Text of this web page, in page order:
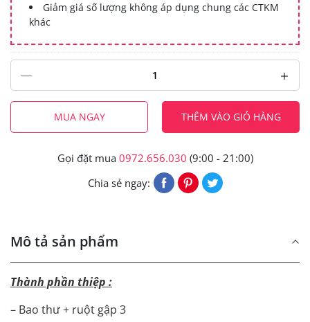
Giảm giá số lượng không áp dụng chung các CTKM
khác
MUA NGAY THÊM VÀO GIỎ HÀNG
Gọi đặt mua 0972.656.030 (9:00 - 21:00)
Chia sẻ ngay:
Mô tả sản phẩm
Thành phần thiệp :
– Bao thư + ruột gập 3